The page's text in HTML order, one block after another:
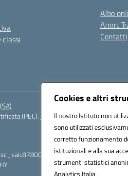
Cookies e altri
Il nostro Istituto non
sono utilizzati
corretto funzionamento
istituzionali e alla sua
strumenti statistici
Analytics Italia.
Albo
Amm.
Contatti
(PEC):saic878008@pec.istruzione.it